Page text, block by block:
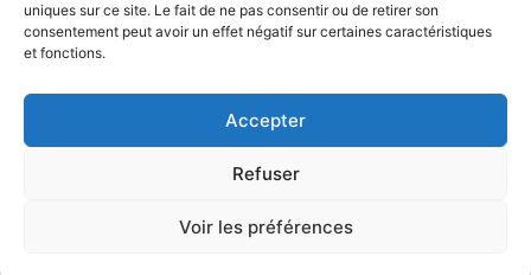
uniques sur ce site. Le fait de ne pas consentir ou de retirer son
consentement peut avoir un effet négatif sur certaines caractéristiques
et fonctions.
Accepter
Refuser
Voir les préférences
© Gouvernement du Québec, 2026
Nous joindre
Plan du site
Accessibilité
Accès à l'information
Politique de confidentialité